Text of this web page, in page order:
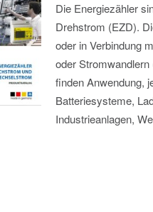
Die Energiezähler
Drehstrom (EZD).
oder in Verbindung
oder
finden Anwendung,
Batteriesysteme,
Industrieanlagen,